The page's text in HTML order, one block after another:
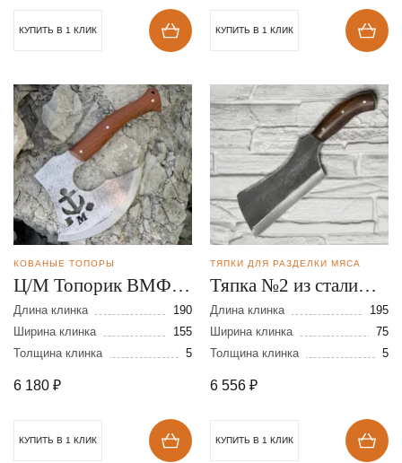
КУПИТЬ В 1 КЛИК КУПИТЬ В 1 КЛИК
КОВАНЫЕ ТОПОРЫ
Ц/М Топорик ВМФ
из стали У-10
Длина клинка
190
Ширина клинка
155
Толщина клинка
5
6 180 ₽
КУПИТЬ В 1 КЛИК
ТЯПКИ ДЛЯ РАЗДЕЛКИ МЯСА
Тяпка №2 из стали
95Х18
Длина клинка
195
Ширина клинка
75
Толщина клинка
5
6 556 ₽
КУПИТЬ В 1 КЛИК